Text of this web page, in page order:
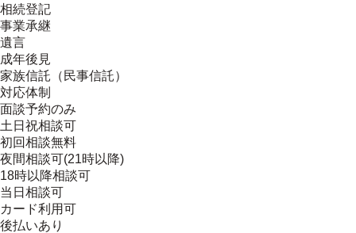
相続登記
事業承継
遺言
成年後見
家族信託（民事信託）
対応体制
面談予約のみ
土日祝相談可
初回相談無料
夜間相談可(21時以降)
18時以降相談可
当日相談可
カード利用可
後払いあり